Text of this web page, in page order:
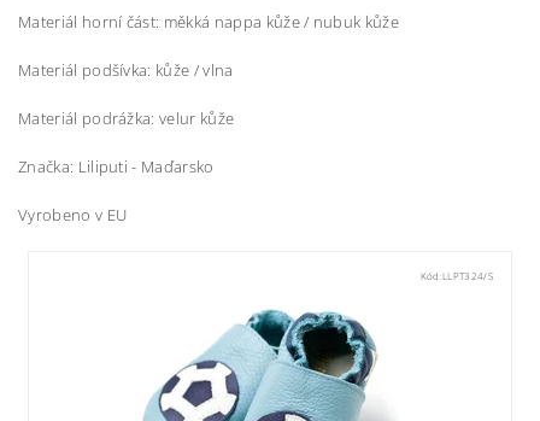
Materiál horní část: měkká nappa kůže / nubuk kůže
Materiál podšívka: kůže / vlna
Materiál podrážka: velur kůže
Značka: Liliputi - Maďarsko
Vyrobeno v EU
Kód:LLPT324/S